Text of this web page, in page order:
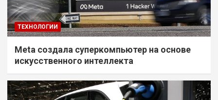
ТЕХНОЛОГИИ
Meta создала суперкомпьютер на основе
искусственного интеллекта